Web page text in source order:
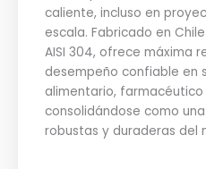
caliente, incluso en
escala. Fabricado en
AISI 304, ofrece máxima
desempeño confiable en
alimentario, farmacéutico
consolidándose como
robustas y duraderas del